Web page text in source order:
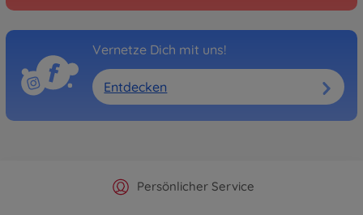
Vernetze Dich mit uns!
Entdecken
Offizieller Hersteller Shop
Persönlicher Service
Versandkostenfrei ab 25€
Schnelle Lieferung